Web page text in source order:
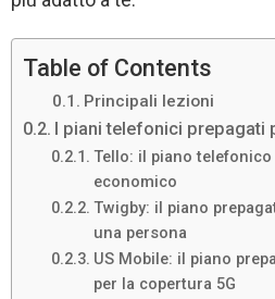
Table of Contents
Principali lezioni
I piani telefonici prepagati
Tello: il piano
economico
Twigby: il piano
una persona
US Mobile: il piano
per la copertura 5G